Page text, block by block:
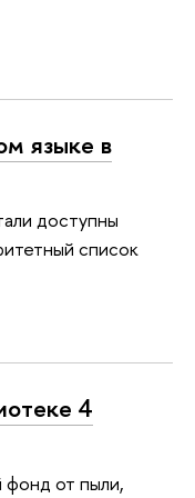
языке в
доступны
список
4
от пыли,